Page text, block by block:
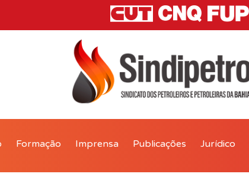
Formação Imprensa Publicações Jurídico